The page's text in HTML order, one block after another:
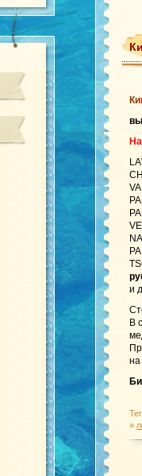
и
В
на
»